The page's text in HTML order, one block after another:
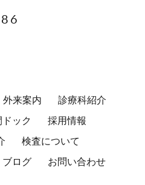
外来案内
診療科紹介
ドック
採用情報
検査について
ブログ お問い合わせ